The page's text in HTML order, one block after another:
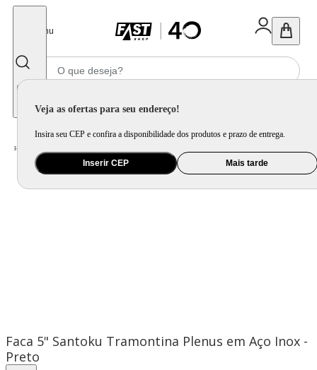
Menu
Veja as ofertas para seu endereço!
Insira seu CEP e confira a disponibilidade dos produtos e prazo de entrega.
Inserir CEP Mais tarde
Home
Faca 5" Santoku Tramontina Plenus em Aço Inox -
Preto